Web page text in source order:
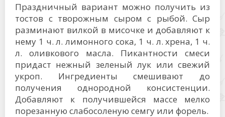
Праздничный вариант можно получить из
тостов с творожным сыром с рыбой. Сыр
разминают вилкой в мисочке и добавляют к
нему 1 ч. л. лимонного сока, 1 ч. л. хрена, 1 ч.
л. оливкового масла. Пикантности смеси
придаст нежный зеленый лук или свежий
укроп. Ингредиенты смешивают до
получения однородной консистенции.
Добавляют к получившейся массе мелко
порезанную слабосоленую семгу или форель.